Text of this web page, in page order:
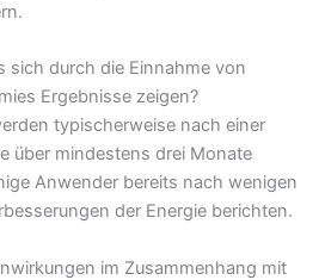
sich durch die Einnahme von
Ergebnisse zeigen?
typischerweise nach einer
über mindestens drei Monate
Anwender bereits nach wenigen
der Energie berichten.
im Zusammenhang mit